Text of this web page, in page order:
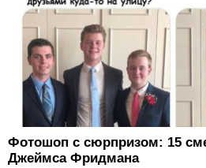
Фотошоп с сюрпризом: 15
Джеймса Фридмана